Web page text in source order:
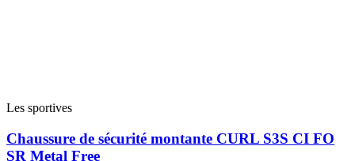
Les sportives
Chaussure de sécurité montante CURL S3S CI FO
SR Metal Free